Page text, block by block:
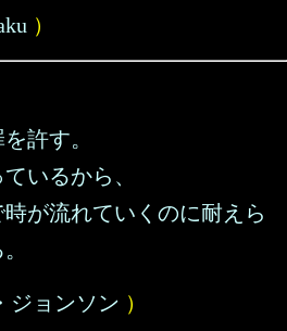
）
許す。
いるから、
が流れていくのに耐えら
ジョンソン ）